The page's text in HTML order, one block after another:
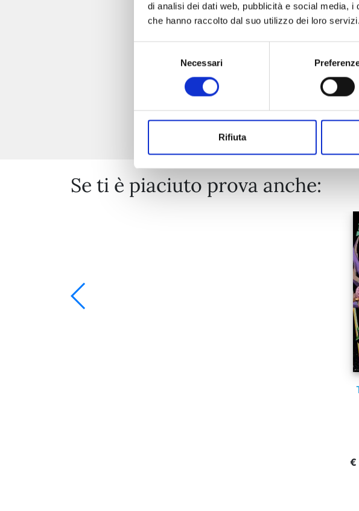
di analisi dei dati web, pubblicità e social media,
che hanno raccolto dal suo utilizzo dei loro servizi.
Necessari
Rifiuta
€
Se ti è piaciuto prova anche:
€